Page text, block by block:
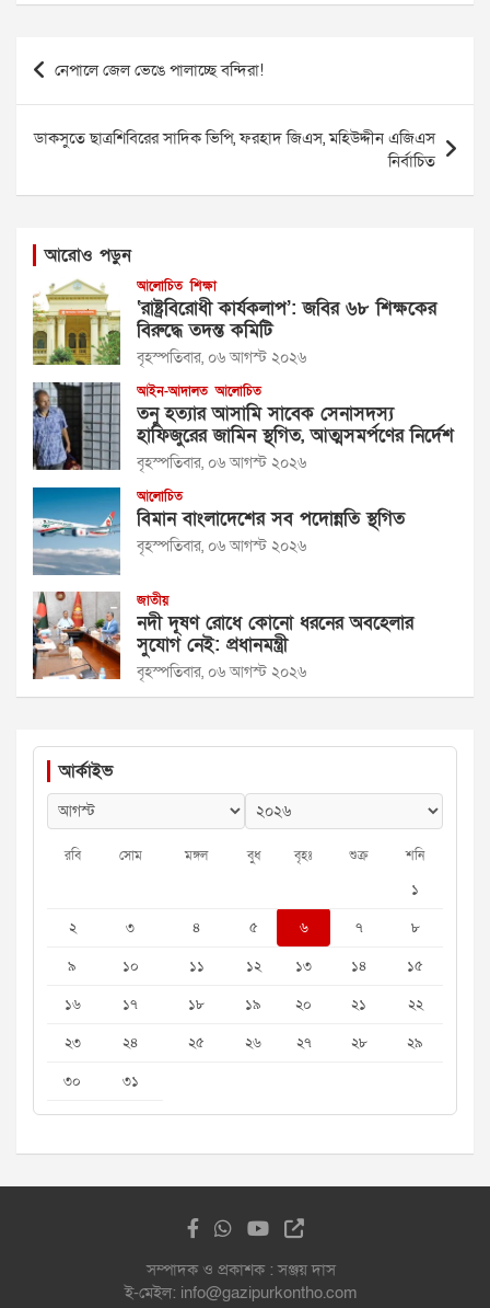
Post
navigation
নেপালে জেল ভেঙে পালাচ্ছে বন্দিরা!
ডাকসুতে ছাত্রশিবিরের সাদিক ভিপি, ফরহাদ জিএস, মহিউদ্দীন এজিএস
নির্বাচিত
আরোও পড়ুন
আলোচিত শিক্ষা
‘রাষ্ট্রবিরোধী কার্যকলাপ’: জবির ৬৮ শিক্ষকের
বিরুদ্ধে তদন্ত কমিটি
বৃহস্পতিবার, ০৬ আগস্ট ২০২৬
আইন-আদালত আলোচিত
তনু হত্যার আসামি সাবেক সেনাসদস্য
হাফিজুরের জামিন স্থগিত, আত্মসমর্পণের নির্দেশ
বৃহস্পতিবার, ০৬ আগস্ট ২০২৬
আলোচিত
বিমান বাংলাদেশের সব পদোন্নতি স্থগিত
বৃহস্পতিবার, ০৬ আগস্ট ২০২৬
জাতীয়
নদী দূষণ রোধে কোনো ধরনের অবহেলার
সুযোগ নেই: প্রধানমন্ত্রী
বৃহস্পতিবার, ০৬ আগস্ট ২০২৬
আর্কাইভ
রবি সোম মঙ্গল বুধ বৃহঃ শুক্র শনি
১
২
৩ ৪ ৫ ৬ ৭
৮
৯
১০ ১১ ১২ ১৩ ১৪
১৫
১৬
১৭ ১৮ ১৯ ২০ ২১
২২
২৩
২৪ ২৫ ২৬ ২৭ ২৮
২৯
৩০
৩১
সম্পাদক ও প্রকাশক : সঞ্জয় দাস
ই-মেইল: info@gazipurkontho.com